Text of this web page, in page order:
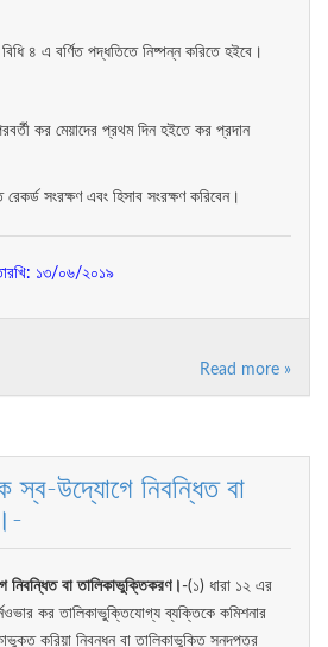
৪ এ বর্ণিত পদ্ধতিতে নিষ্পন্ন করিতে হইবে।
কর মেয়াদের প্রথম দিন হইতে কর প্রদান
সংরক্ষণ এবং হিসাব সংরক্ষণ করিবেন।
১৩/০৬/২০১৯
Read more »
স্ব-উদ্যোগে নিবন্ধিত বা
নিবন্ধিত বা তালিকাভুক্তিকরণ। -(১) ধারা ১২ এর
কর তালিকাভুক্তিযোগ্য ব্যক্তিকে কমিশনার
করিয়া নিবন্ধন বা তালিকাভুক্তি সনদপত্র